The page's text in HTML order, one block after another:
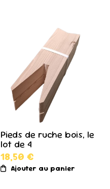
Pieds de ruche bois, le
lot de 4
18,50 €
Ajouter au panier